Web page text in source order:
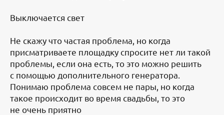
Выключается свет
Не скажу что частая проблема, но когда
присматриваете площадку спросите нет ли такой
проблемы, если она есть, то это можно решить
с помощью дополнительного генератора.
Понимаю проблема совсем не пары, но когда
такое происходит во время свадьбы, то это
не очень приятно